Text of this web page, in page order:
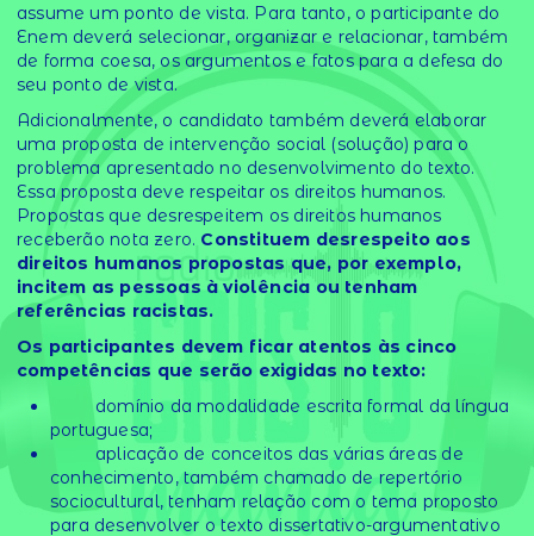
assume um ponto de vista. Para tanto, o participante do
Enem deverá selecionar, organizar e relacionar, também
de forma coesa, os argumentos e fatos para a defesa do
seu ponto de vista.
Adicionalmente, o candidato também deverá elaborar
uma proposta de intervenção social (solução) para o
problema apresentado no desenvolvimento do texto.
Essa proposta deve respeitar os direitos humanos.
Propostas que desrespeitem os direitos humanos
receberão nota zero. Constituem desrespeito aos
direitos humanos propostas que, por exemplo,
incitem as pessoas à violência ou tenham
referências racistas.
Os participantes devem ficar atentos às cinco
competências que serão exigidas no texto:
domínio da modalidade escrita formal da língua
portuguesa;
aplicação de conceitos das várias áreas de
conhecimento, também chamado de repertório
sociocultural, tenham relação com o tema proposto
para desenvolver o texto dissertativo-argumentativo